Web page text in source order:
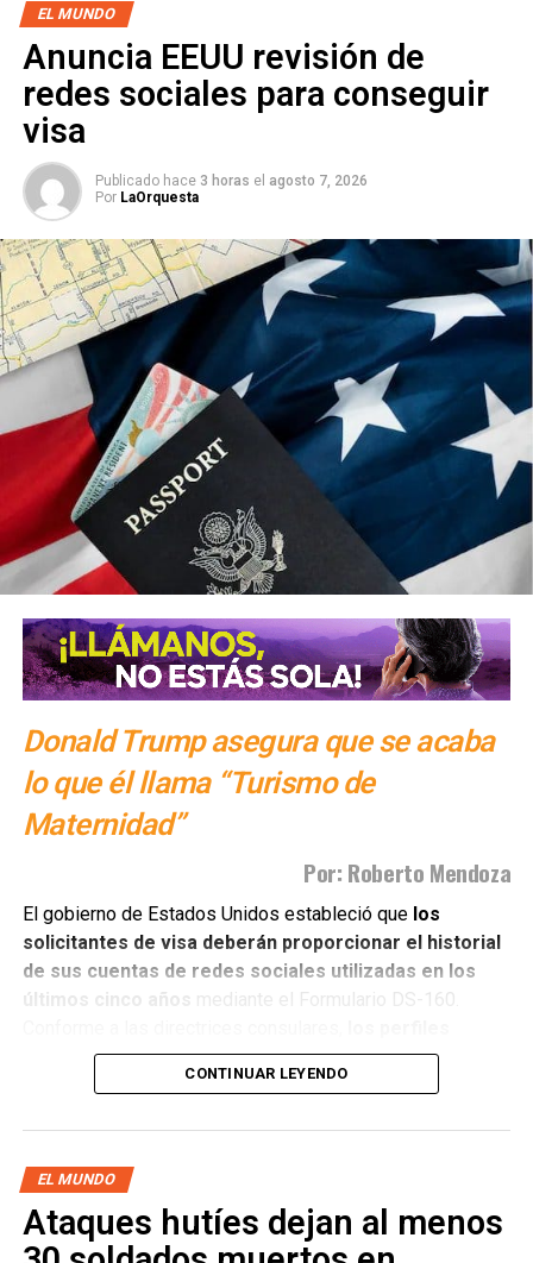
También te puede interesar:
robó cuadro de Dalí en galería de San
Francisco
ARTÍCULOS RELACIONADOS:
PARQUE INDUSTRIAL WATERGLADE
SIGUIENTE
Encontraron camión con 39 migrantes muertos en
Londres
NO TE PIERDAS
Declaran culpable a Tony Hernández por
narcotráfico en Estados Unidos
EL MUNDO
Anuncia EEUU revisión de
redes sociales para conseguir
visa
Publicado hace 3 horas el agosto 7, 2026
Por LaOrquesta
Donald Trump asegura que se acaba
lo que él llama “Turismo de
Maternidad”
Por: Roberto Mendoza
El gobierno de Estados Unidos estableció que los
solicitantes de visa deberán proporcionar el historial
de sus cuentas de redes sociales utilizadas en los
últimos cinco años
mediante el Formulario DS-160.
registrados deben estar configurados en modo
para ser inspeccionados por los oficiales
contenidos que determinen incompatibles con los
criterios de admisibilidad.
En el marco de las disposiciones de entrada,
CONTINUAR LEYENDO
EL MUNDO
Ataques hutíes dejan al menos